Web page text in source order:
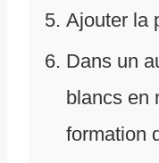
Ajouter la
Dans un
blancs en
formation